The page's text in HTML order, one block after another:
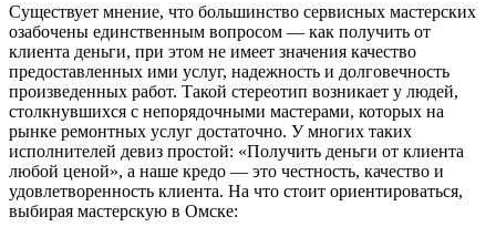
Существует мнение, что большинство сервисных мастерских
озабочены единственным вопросом — как получить от
клиента деньги, при этом не имеет значения качество
предоставленных ими услуг, надежность и долговечность
произведенных работ. Такой стереотип возникает у людей,
столкнувшихся с непорядочными мастерами, которых на
рынке ремонтных услуг достаточно. У многих таких
исполнителей девиз простой: «Получить деньги от клиента
любой ценой», а наше кредо — это честность, качество и
удовлетворенность клиента. На что стоит ориентироваться,
выбирая мастерскую в Омске: